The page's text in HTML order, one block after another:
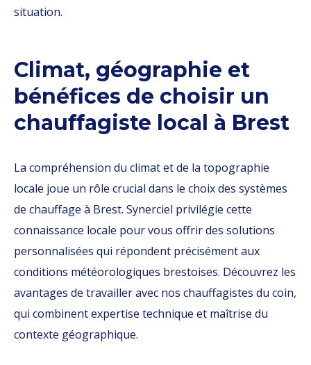
situation.
Climat, géographie et
bénéfices de choisir un
chauffagiste local à Brest
La compréhension du climat et de la topographie
locale joue un rôle crucial dans le choix des systèmes
de chauffage à Brest. Synerciel privilégie cette
connaissance locale pour vous offrir des solutions
personnalisées qui répondent précisément aux
conditions météorologiques brestoises. Découvrez les
avantages de travailler avec nos chauffagistes du coin,
qui combinent expertise technique et maîtrise du
contexte géographique.